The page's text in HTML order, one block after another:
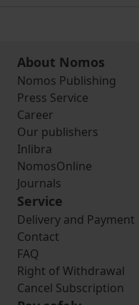
About Nomos
Nomos Publishing
Press Service
Career
Our publishers
Inlibra
NomosOnline
Journals
Service
Delivery and Payment
Contact
FAQ
Right of Withdrawal
Cancel Subscription